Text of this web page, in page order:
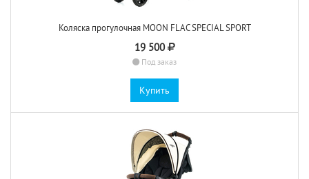
Коляска прогулочная MOON FLAC SPECIAL SPORT
19 500
Под заказ
Купить